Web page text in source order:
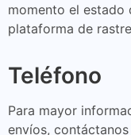
momento el estado
plataforma de
Teléfono
Para mayor
envíos,